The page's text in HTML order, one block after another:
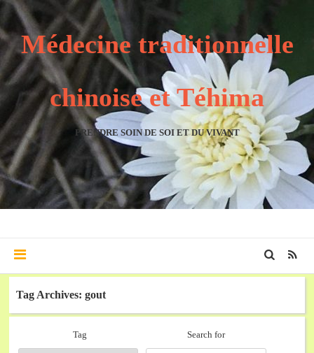
Médecine traditionnelle
chinoise et Téhima
PRENDRE SOIN DE SOI ET DU VIVANT
Tag Archives: gout
Tag Search for